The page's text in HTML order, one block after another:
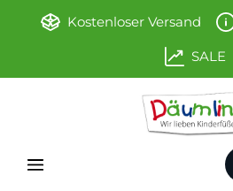
Zum Hauptinhalt springen
Kostenloser Versand
SALE